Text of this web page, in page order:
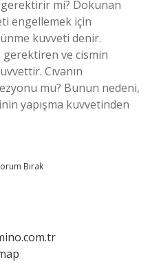
mi? Dokunan
engellemek için
kuvveti denir.
ve cismin
Cıvanın
mu? Bunun nedeni,
yapışma kuvvetinden
Bırak